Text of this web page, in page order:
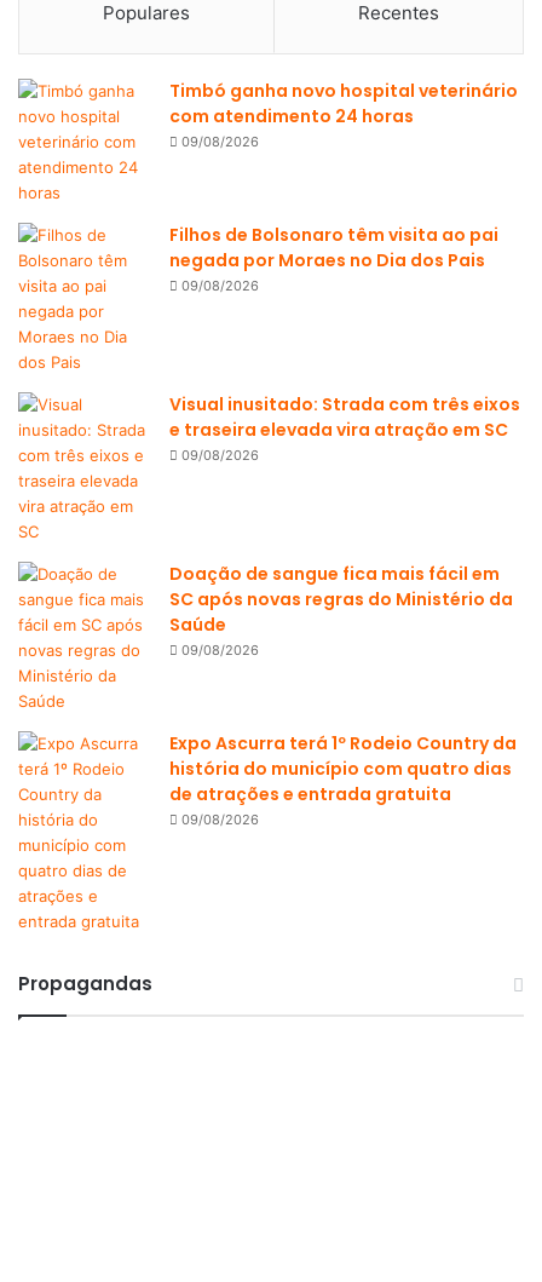
Populares Recentes
Timbó ganha novo hospital veterinário
com atendimento 24 horas
09/08/2026
Filhos de Bolsonaro têm visita ao pai
negada por Moraes no Dia dos Pais
09/08/2026
Visual inusitado: Strada com três eixos
e traseira elevada vira atração em SC
09/08/2026
Doação de sangue fica mais fácil em
SC após novas regras do Ministério da
Saúde
09/08/2026
Expo Ascurra terá 1º Rodeio Country da
história do município com quatro dias
de atrações e entrada gratuita
09/08/2026
Propagandas